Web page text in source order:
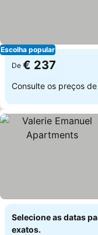
Escolha popular
De € 237
Consulte os preços de
Selecione as datas
exatos.